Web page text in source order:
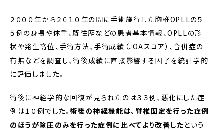
２０００年から２０１０年の間に手術施行した胸椎OPLLの５
５例の身長や体重、既往歴などの患者基本情報、OPLLの形
状や発生高位、手術方法、手術成績（JOAスコア）、合併症の
有無などを調査し、術後成績に直接影響する因子を統計学的
に評価しました。
術後に神経学的な回復が見られたのは３３例、悪化にした症
例は１０例でした。術後の神経機能は、脊椎固定を行った症例
のほうが除圧のみを行った症例に比べてより改善したという